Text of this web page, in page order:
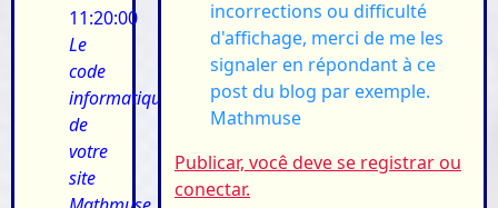
11:20:00
Le
code
informatique
de
votre
site
incorrections ou difficulté
d'affichage, merci de me les
signaler en répondant à ce
post du blog par exemple.
Mathmuse
Publicar, você deve se registrar ou
conectar.